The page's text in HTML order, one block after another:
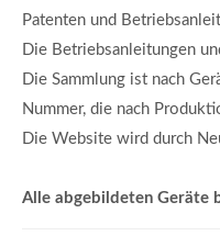
Patenten und
Die Betriebsanleitungen
Die Sammlung ist nach
Nummer, die nach
Die Website wird durch
Alle abgebildeten Geräte